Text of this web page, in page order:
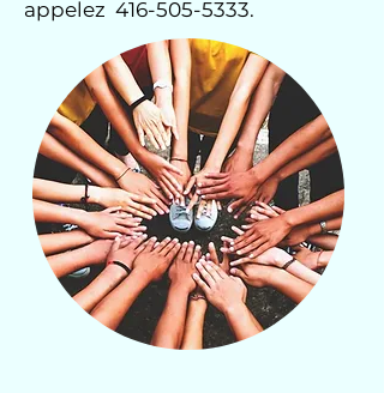
appelez 416-505-5333.